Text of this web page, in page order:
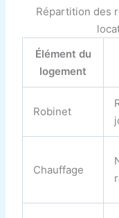
Répartition des
Élément du
logement
Robinet
Chauffage